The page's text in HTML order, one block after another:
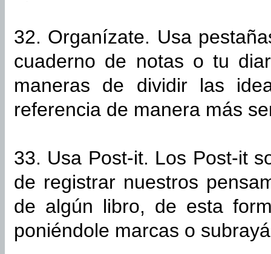
32. Organízate. Usa
cuaderno de notas o tu
maneras de dividir las
referencia de manera más
33. Usa Post-it. Los Post-it
de registrar nuestros
de algún libro, de esta
poniéndole marcas o